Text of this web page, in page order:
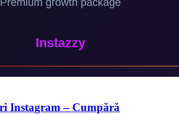
Instagram – Cumpără